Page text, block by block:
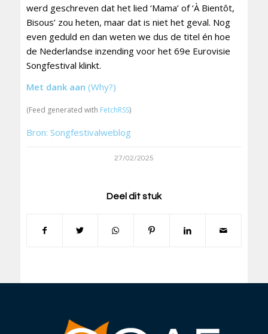
werd geschreven dat het lied ‘Mama’ of ‘À Bientôt,
Bisous’ zou heten, maar dat is niet het geval. Nog
even geduld en dan weten we dus de titel én hoe
de Nederlandse inzending voor het 69e Eurovisie
Songfestival klinkt.
Met dank aan (Why?)
(Feed generated with FetchRSS)
Bron: Songfestivalweblog
27/02/2025
Deel dit stuk